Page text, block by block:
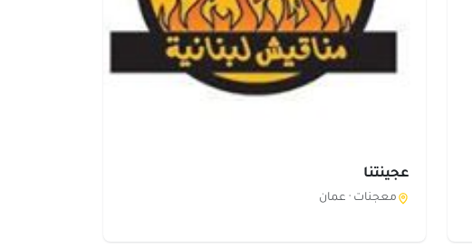
عجينتنا
معجنات · عمان